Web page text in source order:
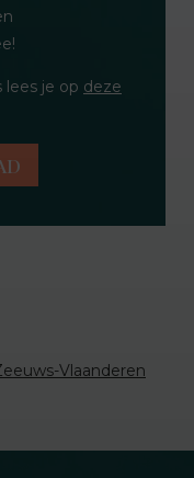
lees je op deze
Vlaanderen